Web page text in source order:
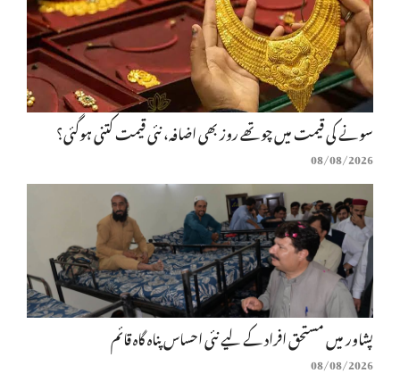
سونے کی قیمت میں چوتھے روز بھی اضافہ، نئی قیمت کتنی ہوگئی؟
08/08/2026
پشاور میں مستحق افراد کے لیے نئی احساس پناہ گاہ قائم
08/08/2026